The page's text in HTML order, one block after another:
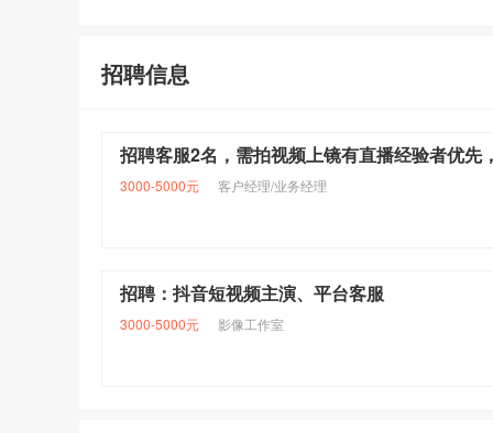
招聘信息
3000-5000元 客户经理/业务经理
招聘：抖音短视频主演、平台客服
3000-5000元 影像工作室